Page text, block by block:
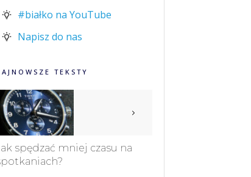
#białko na YouTube
Napisz do nas
TEKSTY
spędzać mniej czasu na